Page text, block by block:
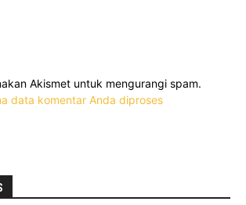
Akismet untuk mengurangi spam.
data komentar Anda diproses